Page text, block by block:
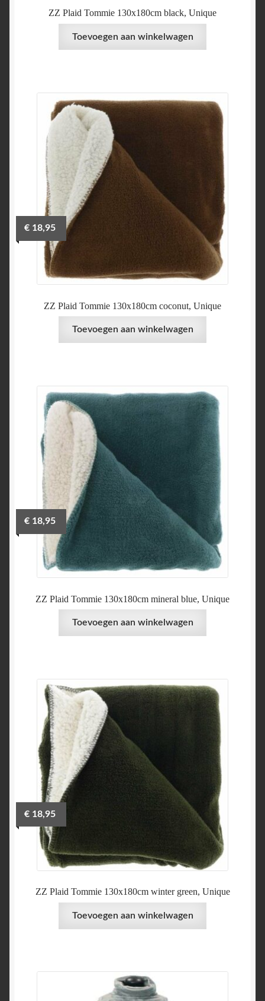
ZZ Plaid Tommie 130x180cm black, Unique
Toevoegen aan winkelwagen
ZZ Plaid Tommie 130x180cm coconut, Unique
€18,95
Toevoegen aan winkelwagen
ZZ Plaid Tommie 130x180cm mineral blue, Unique
€18,95
Toevoegen aan winkelwagen
ZZ Plaid Tommie 130x180cm winter green, Unique
€18,95
Toevoegen aan winkelwagen